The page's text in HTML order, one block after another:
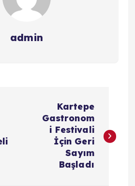
admin
Kartepe
Gastronom
i Festivali
İçin Geri
Sayım
Başladı